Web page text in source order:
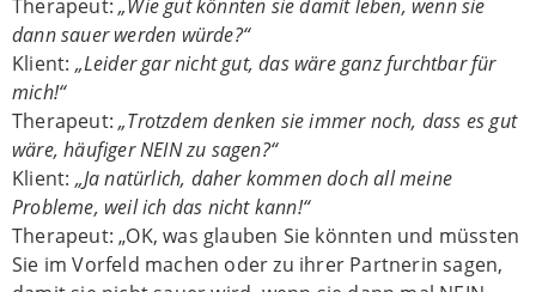
Therapeut:„Wie gut könnten sie damit leben, wenn sie
dann sauer werden würde?“
Klient:„Leider gar nicht gut, das wäre ganz furchtbar für
mich!“
Therapeut:„Trotzdem denken sie immer noch, dass es gut
wäre, häufiger NEIN zu sagen?“
Klient:„Ja natürlich, daher kommen doch all meine
Probleme, weil ich das nicht kann!“
Therapeut: „OK, was glauben Sie könnten und müssten
Sie im Vorfeld machen oder zu ihrer Partnerin sagen,